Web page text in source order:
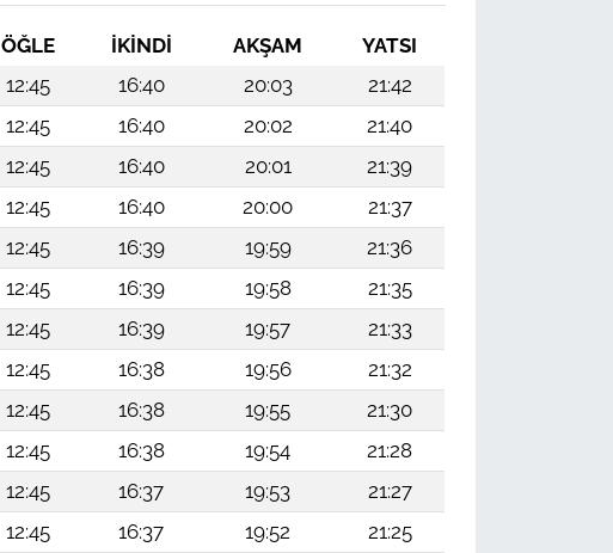
ÖĞLE İKINDI AKŞAM
YATSI
12:45 16:40 20:03
21:42
12:45 16:40 20:02
21:40
12:45 16:40 20:01
21:39
12:45 16:40 20:00
21:37
12:45 16:39 19:59
21:36
12:45 16:39 19:58
21:35
12:45 16:39 19:57
21:33
12:45 16:38 19:56
21:32
12:45 16:38 19:55
21:30
12:45 16:38 19:54
21:28
12:45 16:37 19:53
21:27
12:45 16:37 19:52
21:25